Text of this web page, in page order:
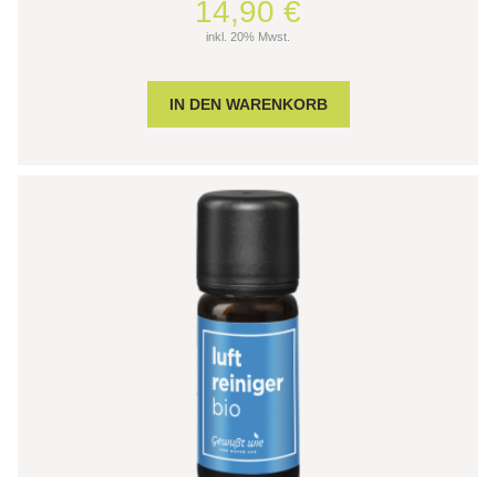
14,90 €
inkl. 20% Mwst.